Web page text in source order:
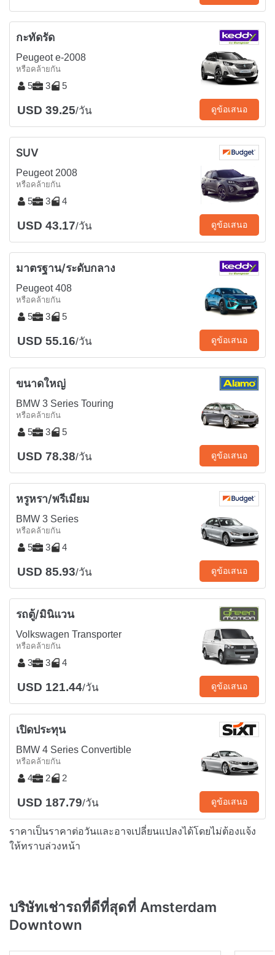
กะทัดรัด
Peugeot e-2008
หรือคล้ายกัน
5 3 5
USD 39.25/วัน ดูข้อเสนอ
SUV
Peugeot 2008
หรือคล้ายกัน
5 3 4
USD 43.17/วัน ดูข้อเสนอ
มาตรฐาน/ระดับกลาง
Peugeot 408
หรือคล้ายกัน
5 3 5
USD 55.16/วัน ดูข้อเสนอ
ขนาดใหญ่
BMW 3 Series Touring
หรือคล้ายกัน
5 3 5
USD 78.38/วัน ดูข้อเสนอ
หรูหรา/พรีเมียม
BMW 3 Series
หรือคล้ายกัน
5 3 4
USD 85.93/วัน ดูข้อเสนอ
รถตู้/มินิแวน
Volkswagen Transporter
หรือคล้ายกัน
3 3 4
USD 121.44/วัน ดูข้อเสนอ
เปิดประทุน
BMW 4 Series Convertible
หรือคล้ายกัน
4 2 2
USD 187.79/วัน ดูข้อเสนอ
ราคาเป็นราคาต่อวันและอาจเปลี่ยนแปลงได้โดยไม่ต้องแจ้ง
ให้ทราบล่วงหน้า
บริษัทเช่ารถที่ดีที่สุดที่ Amsterdam
Downtown